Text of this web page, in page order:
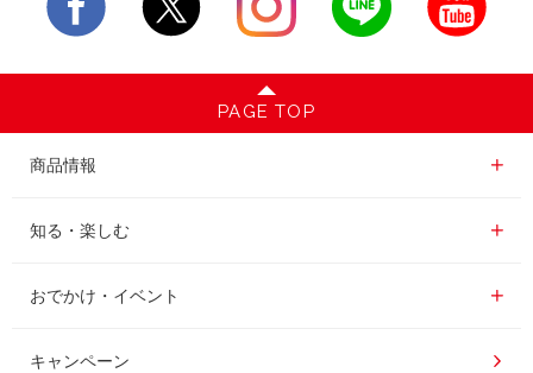
PAGE TOP
商品情報
商品情報一覧
レギュラーコーヒー
インスタントコーヒー
知る・楽しむ
知る・楽しむ一覧
おいしいコーヒーの淹れ方
コーヒー百科
おでかけ・イベント
おでかけ・イベント情報一覧
UCCコーヒー博物館
キャンペーン